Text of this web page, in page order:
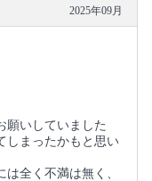
2025年09月
願いしていました
しまったかもと思い
全く不満は無く、